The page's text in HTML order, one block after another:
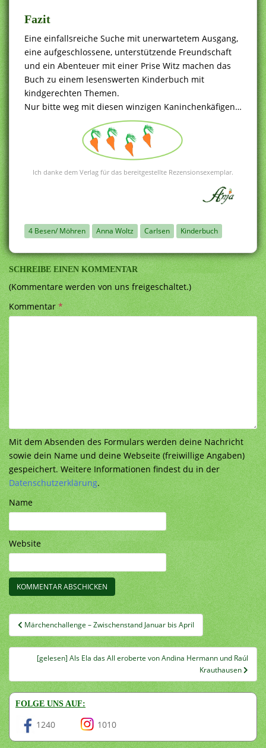
Fazit
Eine einfallsreiche Suche mit unerwartetem Ausgang,
eine aufgeschlossene, unterstützende Freundschaft
und ein Abenteuer mit einer Prise Witz machen das
Buch zu einem lesenswerten Kinderbuch mit
kindgerechten Themen.
Nur bitte weg mit diesen winzigen Kaninchenkäfigen…
Ich danke dem Verlag für das bereitgestellte Rezensionsexemplar.
4 Besen/ Möhren Anna Woltz Carlsen Kinderbuch
SCHREIBE EINEN KOMMENTAR
(Kommentare werden von uns freigeschaltet.)
Kommentar*
Mit dem Absenden des Formulars werden deine Nachricht
sowie dein Name und deine Webseite (freiwillige Angaben)
gespeichert. Weitere Informationen findest du in der
Datenschutzerklärung.
Name
Website
Beitragsnavigation
Märchenchallenge – Zwischenstand Januar bis April
[gelesen] Als Ela das All eroberte von Andina Hermann und Raúl
Krauthausen
FOLGE UNS AUF:
1240 1010